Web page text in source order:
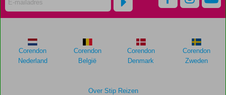
Over Stip Reizen
Corendon
Nederland
Corendon
België
Corendon
Denmark
Corendon
Zweden